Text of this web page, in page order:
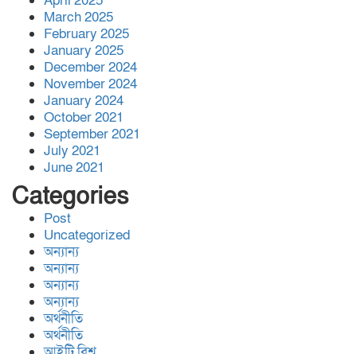
March 2025
February 2025
January 2025
December 2024
November 2024
January 2024
October 2021
September 2021
July 2021
June 2021
Categories
Post
Uncategorized
অন্যান্য
অন্যান্য
অন্যান্য
অন্যান্য
অর্থনীতি
অর্থনীতি